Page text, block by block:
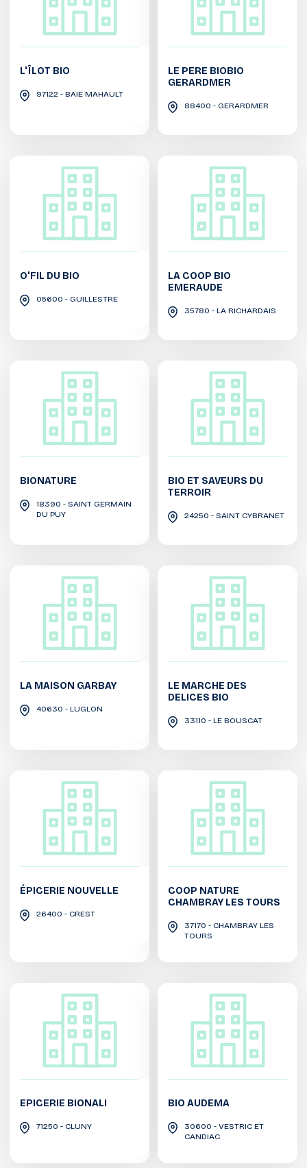
L'ÎLOT BIO
97122 - BAIE MAHAULT
LE PERE BIOBIO
GERARDMER
88400 - GERARDMER
O'FIL DU BIO
05600 - GUILLESTRE
LA COOP BIO
EMERAUDE
35780 - LA RICHARDAIS
BIONATURE
18390 - SAINT GERMAIN
DU PUY
BIO ET SAVEURS DU
TERROIR
24250 - SAINT CYBRANET
LA MAISON GARBAY
40630 - LUGLON
LE MARCHE DES
DELICES BIO
33110 - LE BOUSCAT
ÉPICERIE NOUVELLE
26400 - CREST
COOP NATURE
CHAMBRAY LES TOURS
37170 - CHAMBRAY LES
TOURS
EPICERIE BIONALI
71250 - CLUNY
BIO AUDEMA
30600 - VESTRIC ET
CANDIAC